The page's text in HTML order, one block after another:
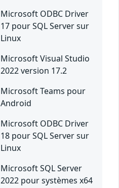
Microsoft ODBC Driver
17 pour SQL Server sur
Linux
Microsoft Visual Studio
2022 version 17.2
Microsoft Teams pour
Android
Microsoft ODBC Driver
18 pour SQL Server sur
Linux
Microsoft SQL Server
2022 pour systèmes x64